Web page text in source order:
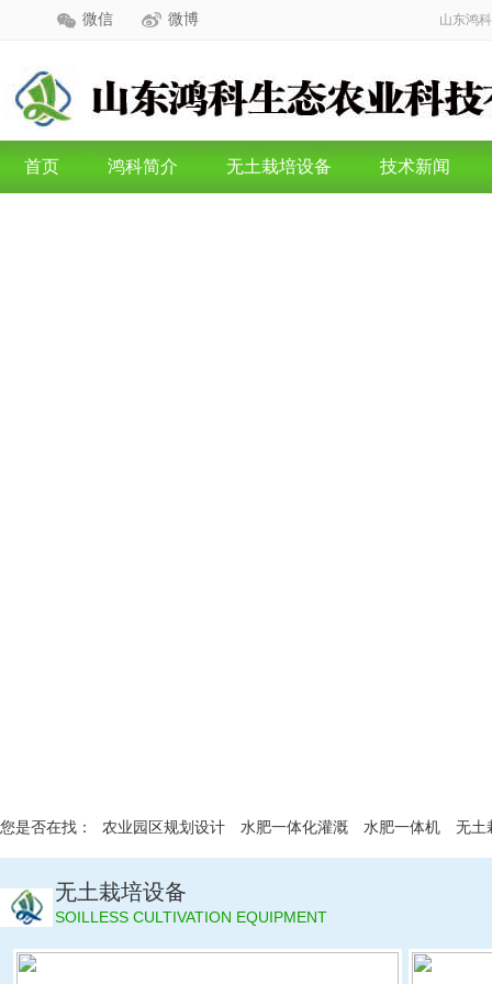
微信 微博 山东鸿
首页 鸿科简介 无土栽培设备
技术新闻
您是否在找： 农业园区规划设计 水肥一体化灌溉 水肥一体机 无土
件 椰糠栽培 温室大棚建设
无土栽培设备
SOILLESS CULTIVATION EQUIPMENT